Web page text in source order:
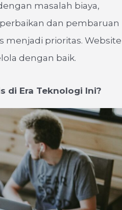
masalah biaya,
dan pembaruan
menjadi prioritas. Website
dengan baik.
di Era Teknologi Ini?